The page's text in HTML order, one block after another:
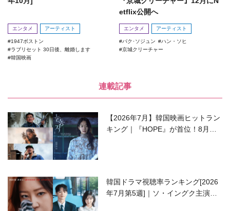
エンタメ アーティスト
1947ボストン
ラブリセット 30日後、離婚します
韓国映画
etflix公開へ
エンタメ アーティスト
パク･ソジュン
ハン・ソヒ
京城クリーチャー
連載記事
【2026年7月】韓国映画ヒットラン
キング｜『HOPE』が首位！8月公
韓国ドラマ視聴率ランキング[2026
年7月第5週]｜ソ・イングク主演の